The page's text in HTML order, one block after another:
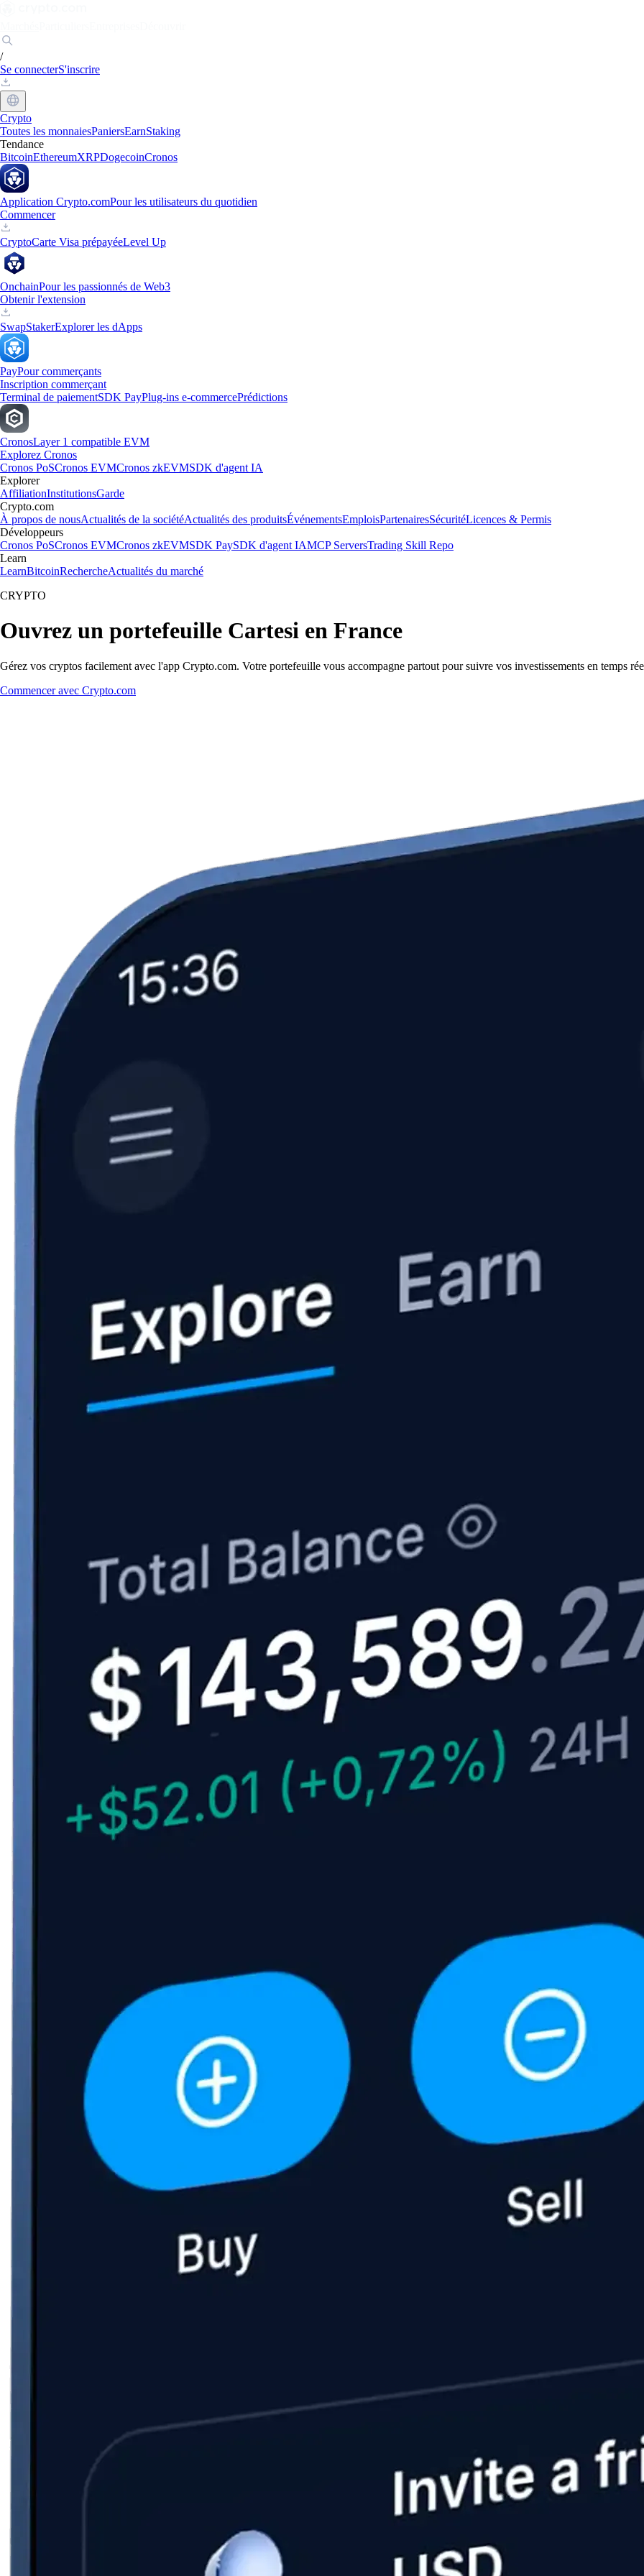
/
Se connecterS'inscrire
Crypto
Toutes les monnaiesPaniersEarnStaking
Tendance
BitcoinEthereumXRPDogecoinCronos
Application Crypto.comPour les utilisateurs du quotidien
Commencer
CryptoCarte Visa prépayéeLevel Up
OnchainPour les passionnés de Web3
Obtenir l'extension
SwapStakerExplorer les dApps
PayPour commerçants
Inscription commerçant
Terminal de paiementSDK PayPlug-ins e-commercePrédictions
CronosLayer 1 compatible EVM
Explorez Cronos
Cronos PoSCronos EVMCronos zkEVMSDK d'agent IA
Explorer
AffiliationInstitutionsGarde
Crypto.com
À propos de nousActualités de la sociétéActualités des produitsÉvénementsEmploisPartenairesSécuritéLicences & Permis
Développeurs
Cronos PoSCronos EVMCronos zkEVMSDK PaySDK d'agent IAMCP ServersTrading Skill Repo
Learn
LearnBitcoinRechercheActualités du marché
CRYPTO
Ouvrez un portefeuille Cartesi en France
Gérez vos cryptos facilement avec l'app Crypto.com. Votre portefeuille vous accompagne partout pour suivre vos investissements en temps
Commencer avec Crypto.com